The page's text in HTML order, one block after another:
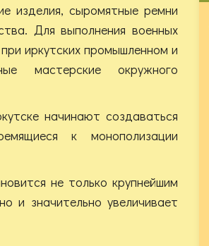
изделия, сыромятные ремни
Для выполнения военных
иркутских промышленном и
мастерские окружного
начинают создаваться
к монополизации
не только крупнейшим
и значительно увеличивает